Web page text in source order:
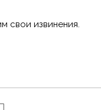
свои извинения.